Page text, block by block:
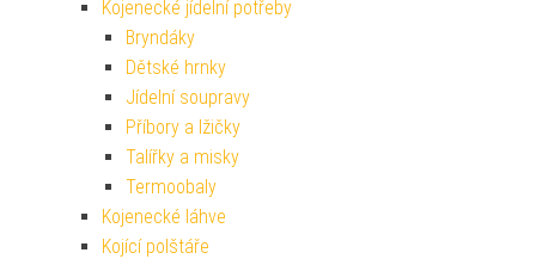
Kojenecké jídelní potřeby
Bryndáky
Dětské hrnky
Jídelní soupravy
Příbory a lžičky
Talířky a misky
Termoobaly
Kojenecké láhve
Kojící polštáře